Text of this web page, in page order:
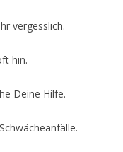
hin.
Hilfe.